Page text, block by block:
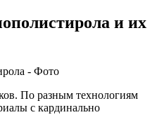
и их
По разным технологиям
с кардинально